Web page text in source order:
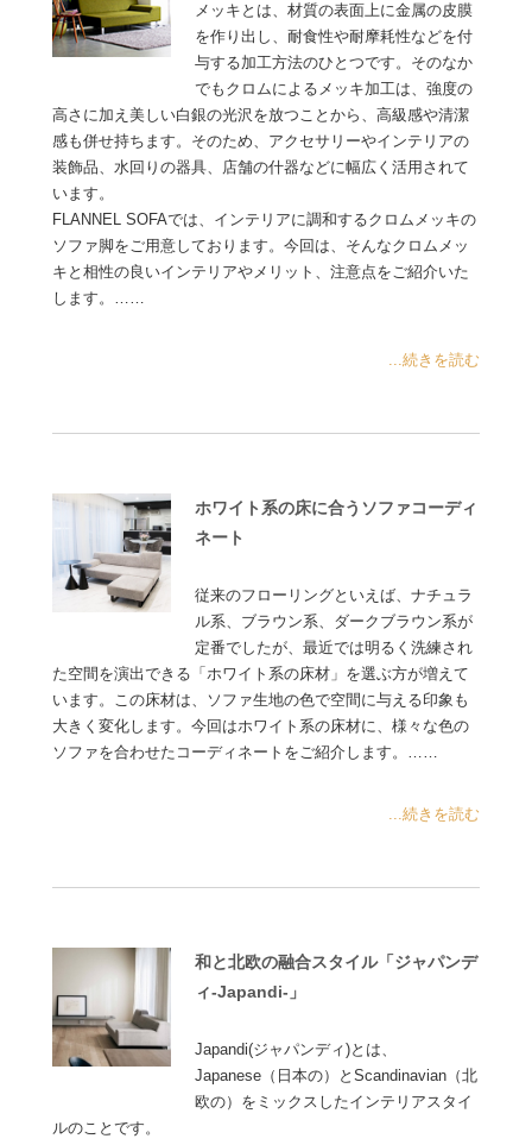
メッキとは、材質の表面上に金属の皮膜
を作り出し、耐食性や耐摩耗性などを付
与する加工方法のひとつです。そのなか
でもクロムによるメッキ加工は、強度の
高さに加え美しい白銀の光沢を放つことから、高級感や清潔
感も併せ持ちます。そのため、アクセサリーやインテリアの
装飾品、水回りの器具、店舗の什器などに幅広く活用されて
います。
FLANNEL SOFAでは、インテリアに調和するクロムメッキの
ソファ脚をご用意しております。今回は、そんなクロムメッ
キと相性の良いインテリアやメリット、注意点をご紹介いた
します。……
...続きを読む
ホワイト系の床に合うソファコーディ
ネート
従来のフローリングといえば、ナチュラ
ル系、ブラウン系、ダークブラウン系が
定番でしたが、最近では明るく洗練され
た空間を演出できる「ホワイト系の床材」を選ぶ方が増えて
います。この床材は、ソファ生地の色で空間に与える印象も
大きく変化します。今回はホワイト系の床材に、様々な色の
ソファを合わせたコーディネートをご紹介します。……
...続きを読む
和と北欧の融合スタイル「ジャパンデ
ィ-Japandi-」
Japandi(ジャパンディ)とは、
Japanese（日本の）とScandinavian（北
欧の）をミックスしたインテリアスタイ
ルのことです。